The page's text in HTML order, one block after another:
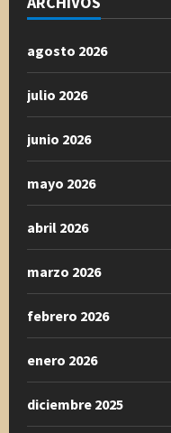
agosto 2026
julio 2026
junio 2026
mayo 2026
abril 2026
marzo 2026
febrero 2026
enero 2026
diciembre 2025